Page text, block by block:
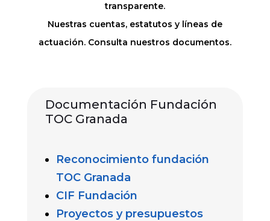
transparente.
Nuestras cuentas, estatutos y líneas de
actuación. Consulta nuestros documentos.
Documentación Fundación
TOC Granada
Reconocimiento fundación
TOC Granada
CIF Fundación
Proyectos y presupuestos